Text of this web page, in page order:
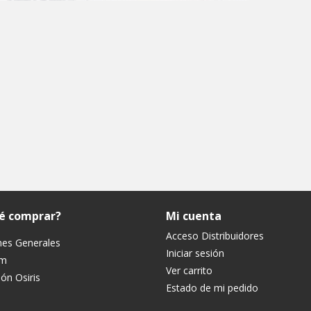
comprar?
Generales
Osiris
Mi cuenta
Acceso Distribuidores
Iniciar sesión
Ver carrito
Estado de mi pedido